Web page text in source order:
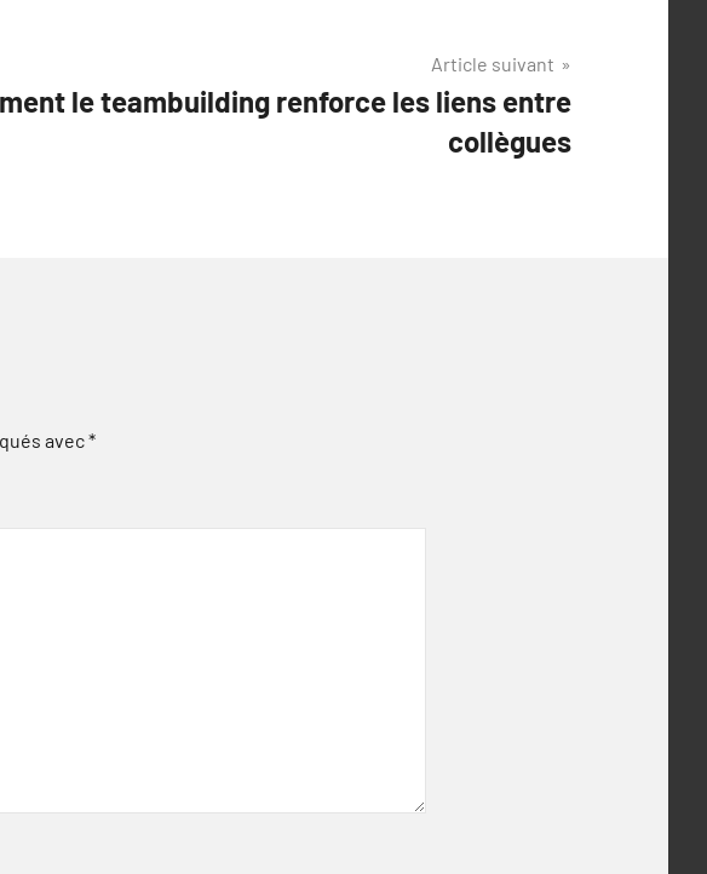
Article suivant
le teambuilding renforce les liens entre
collègues
avec*